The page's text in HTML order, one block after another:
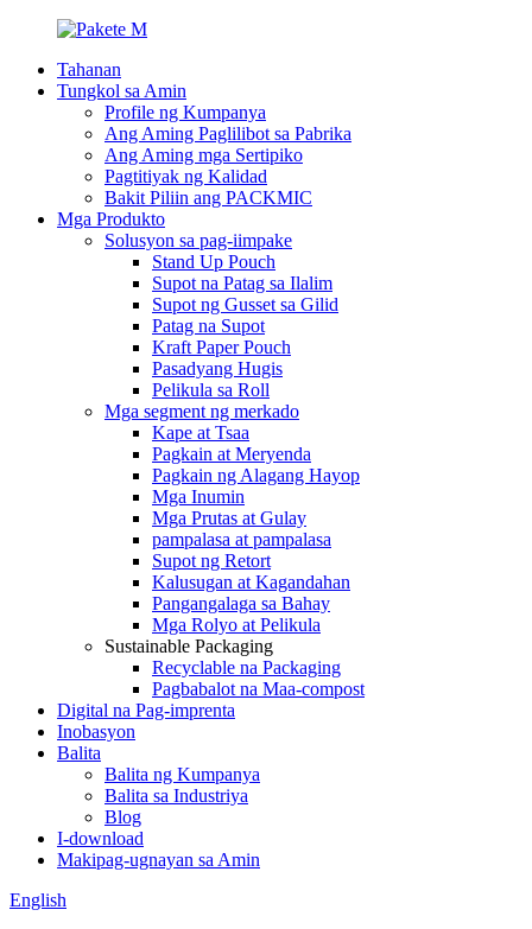
Tahanan
Tungkol sa Amin
Profile ng Kumpanya
Ang Aming Paglilibot sa Pabrika
Ang Aming mga Sertipiko
Pagtitiyak ng Kalidad
Bakit Piliin ang PACKMIC
Mga Produkto
Solusyon sa pag-iimpake
Stand Up Pouch
Supot na Patag sa Ilalim
Supot ng Gusset sa Gilid
Patag na Supot
Kraft Paper Pouch
Pasadyang Hugis
Pelikula sa Roll
Mga segment ng merkado
Kape at Tsaa
Pagkain at Meryenda
Pagkain ng Alagang Hayop
Mga Inumin
Mga Prutas at Gulay
pampalasa at pampalasa
Supot ng Retort
Kalusugan at Kagandahan
Pangangalaga sa Bahay
Mga Rolyo at Pelikula
Sustainable Packaging
Recyclable na Packaging
Pagbabalot na Maa-compost
Digital na Pag-imprenta
Inobasyon
Balita
Balita ng Kumpanya
Balita sa Industriya
Blog
I-download
Makipag-ugnayan sa Amin
English